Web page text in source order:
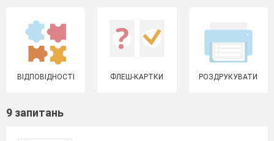
ВІДПОВІДНОСТІ ФЛЕШ-КАРТКИ РОЗДРУКУВАТИ
9 запитань